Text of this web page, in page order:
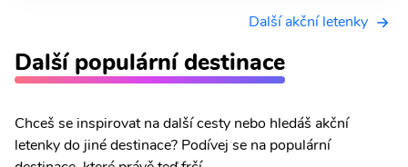
Další akční letenky
Další populární destinace
Chceš se inspirovat na další cesty nebo hledáš akční
letenky do jiné destinace? Podívej se na populární